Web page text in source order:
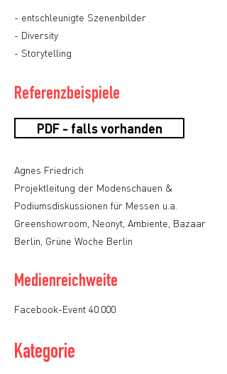
- entschleunigte Szenenbilder
- Diversity
- Storytelling
Referenzbeispiele
PDF - falls vorhanden
Agnes Friedrich
Projektleitung der Modenschauen &
Podiumsdiskussionen für Messen u.a.
Greenshowroom, Neonyt, Ambiente, Bazaar
Berlin, Grüne Woche Berlin
Medienreichweite
Facebook-Event 40.000
Kategorie